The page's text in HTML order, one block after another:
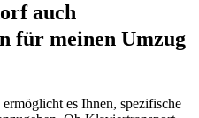
auch
für meinen Umzug
es Ihnen, spezifische